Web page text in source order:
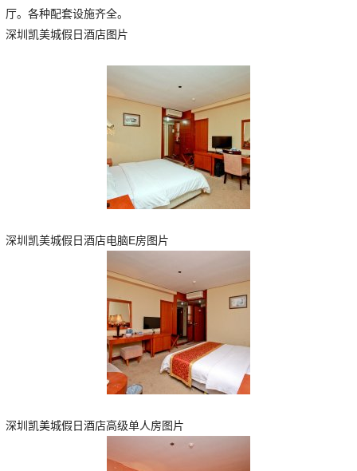
厅。各种配套设施齐全。
深圳凯美城假日酒店图片
深圳凯美城假日酒店电脑E房图片
深圳凯美城假日酒店高级单人房图片